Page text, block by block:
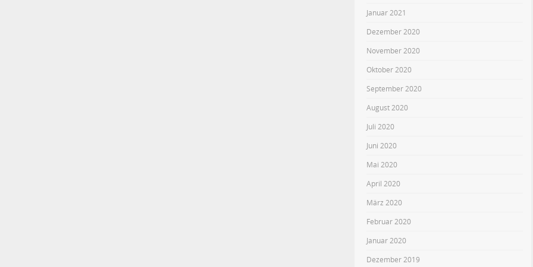
Januar 2021
Dezember 2020
November 2020
Oktober 2020
September 2020
August 2020
Juli 2020
Juni 2020
Mai 2020
April 2020
März 2020
Februar 2020
Januar 2020
Dezember 2019